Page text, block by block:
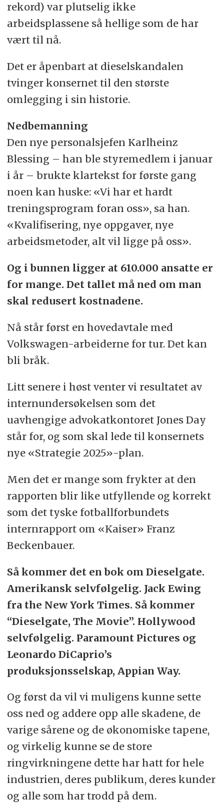
rekord) var plutselig ikke
arbeidsplassene så hellige som de har
vært til nå.
Det er åpenbart at dieselskandalen
tvinger konsernet til den største
omlegging i sin historie.
Nedbemanning
Den nye personalsjefen Karlheinz
Blessing – han ble styremedlem i januar
i år – brukte klartekst for første gang
noen kan huske: «Vi har et hardt
treningsprogram foran oss», sa han.
«Kvalifisering, nye oppgaver, nye
arbeidsmetoder, alt vil ligge på oss».
Og i bunnen ligger at 610.000 ansatte er
for mange. Det tallet må ned om man
skal redusert kostnadene.
Nå står først en hovedavtale med
Volkswagen-arbeiderne for tur. Det kan
bli bråk.
Litt senere i høst venter vi resultatet av
internundersøkelsen som det
uavhengige advokatkontoret Jones Day
står for, og som skal lede til konsernets
nye «Strategie 2025»-plan.
Men det er mange som frykter at den
rapporten blir like utfyllende og korrekt
som det tyske fotballforbundets
internrapport om «Kaiser» Franz
Beckenbauer.
Så kommer det en bok om Dieselgate.
Amerikansk selvfølgelig. Jack Ewing
fra the New York Times. Så kommer
“Dieselgate, The Movie”. Hollywood
selvfølgelig. Paramount Pictures og
Leonardo DiCaprio’s
produksjonsselskap, Appian Way.
Og først da vil vi muligens kunne sette
oss ned og addere opp alle skadene, de
varige sårene og de økonomiske tapene,
og virkelig kunne se de store
ringvirkningene dette har hatt for hele
industrien, deres publikum, deres kunder
og alle som har trodd på dem.